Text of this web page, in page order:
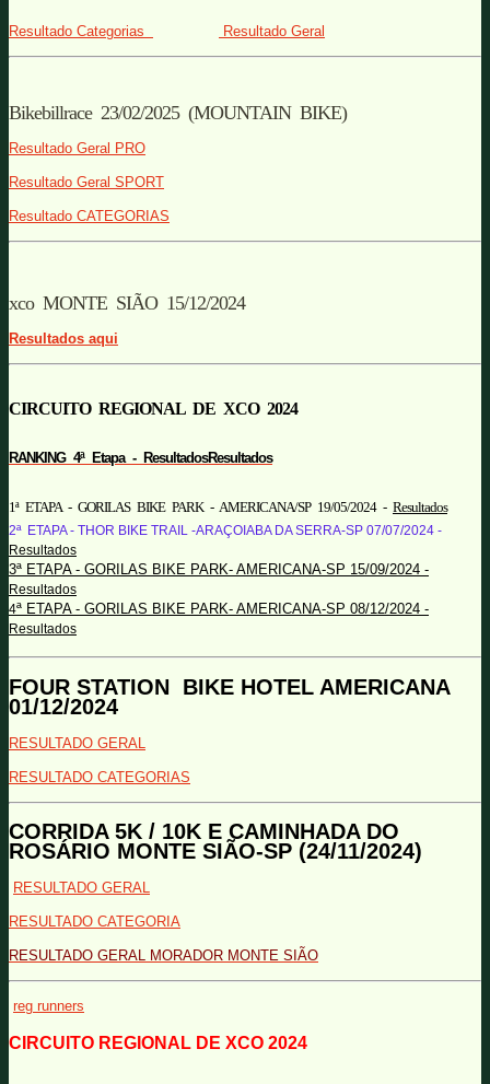
Resultado Categorias Resultado Geral
Bikebillrace 23/02/2025 (MOUNTAIN BIKE)
Resultado Geral PRO
Resultado Geral SPORT
Resultado CATEGORIAS
xco MONTE SIÃO 15/12/2024
Resultados aqui
CIRCUITO REGIONAL DE XCO 2024
RANKING 4ª Etapa - ResultadosResultados
1ª ETAPA - GORILAS BIKE PARK - AMERICANA/SP 19/05/2024 - Resultados
2ª ETAPA - THOR BIKE TRAIL -ARAÇOIABA DA SERRA-SP 07/07/2024 -
Resultados
3ª ETAPA - GORILAS BIKE PARK- AMERICANA-SP 15/09/2024 -
Resultados
4ª ETAPA - GORILAS BIKE PARK- AMERICANA-SP 08/12/2024 -
Resultados
FOUR STATION BIKE HOTEL AMERICANA
01/12/2024
RESULTADO GERAL
RESULTADO CATEGORIAS
CORRIDA 5K / 10K E CAMINHADA DO
ROSÁRIO MONTE SIÃO-SP (24/11/2024)
RESULTADO GERAL
RESULTADO CATEGORIA
RESULTADO GERAL MORADOR MONTE SIÃO
reg runners
CIRCUITO REGIONAL DE XCO 2024